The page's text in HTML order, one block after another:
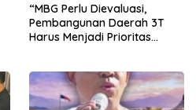
“MBG Perlu Dievaluasi,
Pembangunan Daerah 3T
Harus Menjadi Prioritas